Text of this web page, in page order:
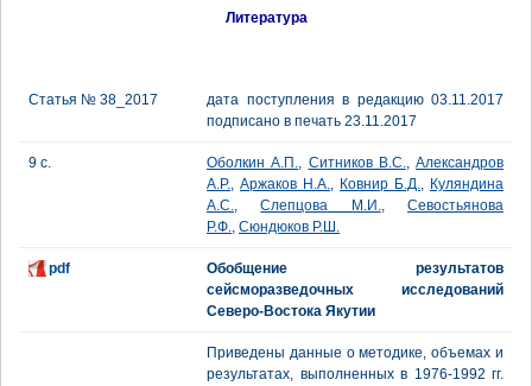
Литература
Статья № 38_2017
дата поступления в редакцию 03.11.2017
подписано в печать 23.11.2017
9 с. Оболкин А.П., Ситников В.С., Александров
А.Р., Аржаков Н.А., Ковнир Б.Д., Куляндина
А.С.,Слепцова М.И.,Севостьянова
Р.Ф., Сюндюков Р.Ш.
pdf
Обобщение результатов
сейсморазведочных исследований
Северо-Востока Якутии
Приведены данные о методике, объемах и
результатах, выполненных в 1976-1992 гг.